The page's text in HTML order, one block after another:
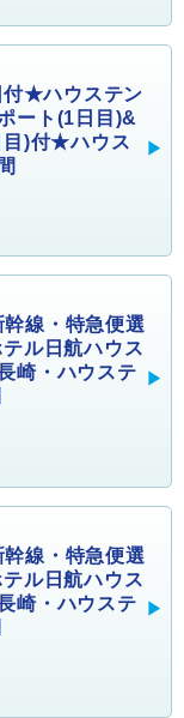
★ハウステン
ート(1日目)&
目)付★ハウス
線・特急便選
ル日航ハウス
崎・ハウステ
線・特急便選
ル日航ハウス
崎・ハウステ